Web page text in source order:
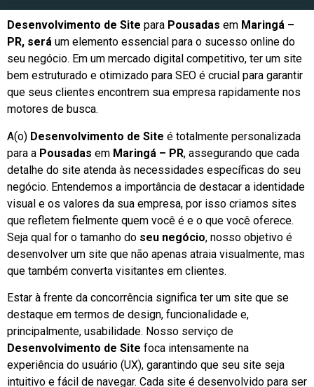
Desenvolvimento de Site para Pousadas em Maringá –
PR, será um elemento essencial para o sucesso online do
seu negócio. Em um mercado digital competitivo, ter um site
bem estruturado e otimizado para SEO é crucial para garantir
que seus clientes encontrem sua empresa rapidamente nos
motores de busca.
A(o) Desenvolvimento de Site é totalmente personalizada
para a Pousadas em Maringá – PR, assegurando que cada
detalhe do site atenda às necessidades específicas do seu
negócio. Entendemos a importância de destacar a identidade
visual e os valores da sua empresa, por isso criamos sites
que refletem fielmente quem você é e o que você oferece.
Seja qual for o tamanho do seu negócio, nosso objetivo é
desenvolver um site que não apenas atraia visualmente, mas
que também converta visitantes em clientes.
Estar à frente da concorrência significa ter um site que se
destaque em termos de design, funcionalidade e,
principalmente, usabilidade. Nosso serviço de
Desenvolvimento de Site foca intensamente na
experiência do usuário (UX), garantindo que seu site seja
intuitivo e fácil de navegar. Cada site é desenvolvido para ser